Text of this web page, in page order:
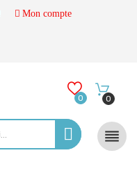
Mon compte
0 0
